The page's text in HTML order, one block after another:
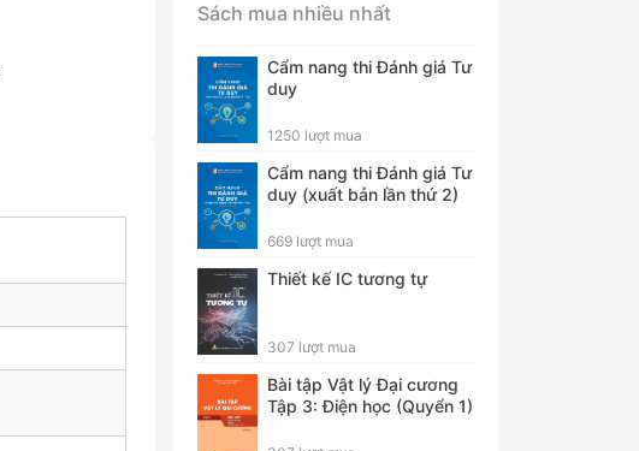
Sách mua nhiều nhất
Cẩm nang thi Đánh giá Tư
duy
1250 lượt mua
Cẩm nang thi Đánh giá Tư
duy (xuất bản lần thứ 2)
669 lượt mua
Thiết kế IC tương tự
307 lượt mua
Bài tập Vật lý Đại cương
Tập 3: Điện học (Quyển 1)